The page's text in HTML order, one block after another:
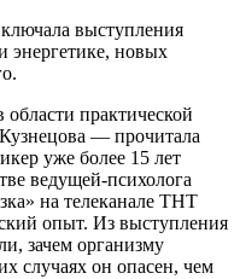
выступления
энергетике, новых
практической
— прочитала
уже более 15 лет
ведущей-психолога
на телеканале ТНТ
опыт. Из выступления
зачем организму
случаях он опасен, чем